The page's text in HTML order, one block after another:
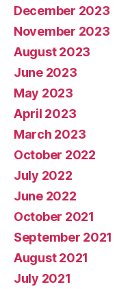
December 2023
November 2023
August 2023
June 2023
May 2023
April 2023
March 2023
October 2022
July 2022
June 2022
October 2021
September 2021
August 2021
July 2021